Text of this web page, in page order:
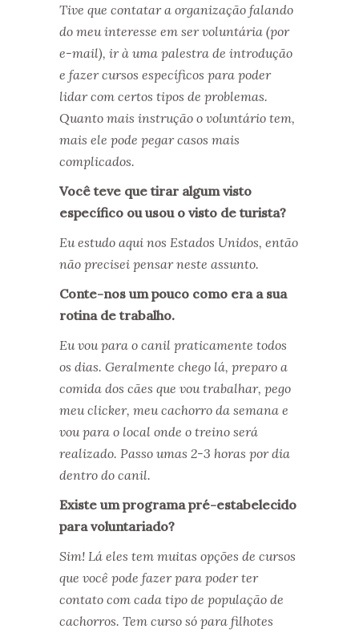
Tive que contatar a organização falando
do meu interesse em ser voluntária (por
e-mail), ir à uma palestra de introdução
e fazer cursos específicos para poder
lidar com certos tipos de problemas.
Quanto mais instrução o voluntário tem,
mais ele pode pegar casos mais
complicados.
Você teve que tirar algum visto
específico ou usou o visto de turista?
Eu estudo aqui nos Estados Unidos, então
não precisei pensar neste assunto.
Conte-nos um pouco como era a sua
rotina de trabalho.
Eu vou para o canil praticamente todos
os dias. Geralmente chego lá, preparo a
comida dos cães que vou trabalhar, pego
meu clicker, meu cachorro da semana e
vou para o local onde o treino será
realizado. Passo umas 2-3 horas por dia
dentro do canil.
Existe um programa pré-estabelecido
para voluntariado?
Sim! Lá eles tem muitas opções de cursos
que você pode fazer para poder ter
contato com cada tipo de população de
cachorros. Tem curso só para filhotes